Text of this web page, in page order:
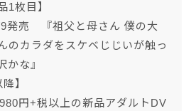
1枚目】
売 『祖父と母さん 僕の大
のカラダをスケベじじいが触っ
な』
】
円+税以上の新品アダルトDV